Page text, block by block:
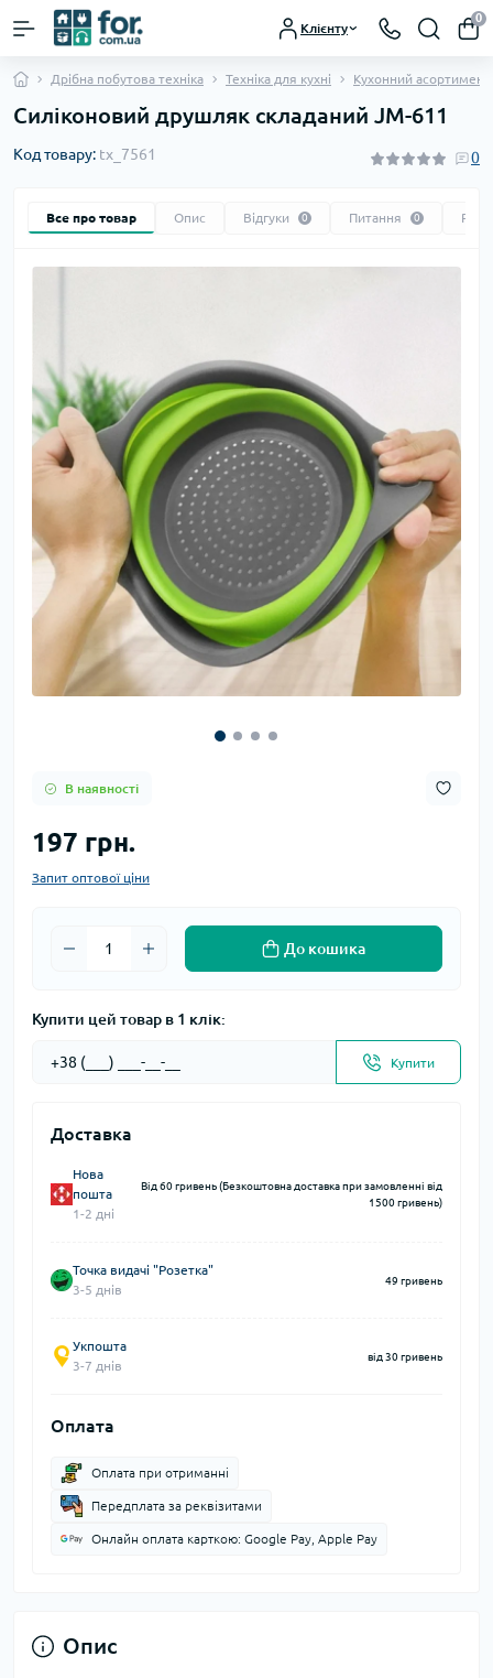
Клієнту
0
Дрібна побутова техніка Техніка для кухні Кухонний асортимент
Силіконовий друшляк складаний JM-611
Код товару: tx_7561 0
Все про товар Опис Відгуки 0 Питання 0
В наявності
197 грн.
Запит оптової ціни
До кошика
Купити цей товар в 1 клік:
Купити
Доставка
Нова
пошта
1-2 дні
Від 60 гривень (Безкоштовна доставка при замовленні від
1500 гривень)
Точка видачі "Розетка"
3-5 днів
49 гривень
Укпошта
3-7 днів
від 30 гривень
Оплата
Оплата при отриманні
Передплата за реквізитами
Онлайн оплата карткою: Google Pay, Apple Pay
Опис